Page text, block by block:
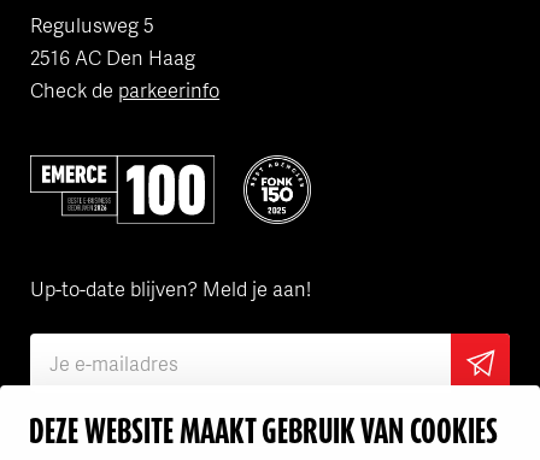
DEZE WEBSITE MAAKT GEBRUIK VAN COOKIES
Regulusweg 5
2516 AC Den Haag
Check de parkeerinfo
Up-to-date blijven? Meld je aan!
Ik ga akkoord met hetprivacy statement
Volgens Emerce een van de beste bedrijven in e-
Flink is een van de FONK150